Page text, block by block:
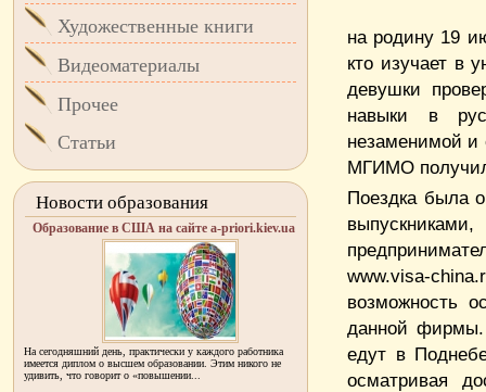
на родину 19
кто изучает в
девушки
навыки в
незаменимой и
МГИМО
Поездка была
www.visa-
возможность
данной
едут в
осматривая
Художественные книги
Видеоматериалы
Прочее
Статьи
Новости образования
Образование в США на сайте a-priori.kiev.ua
На сегодняшний день, практически у каждого работника
имеется диплом о высшем образовании. Этим никого не
удивить, что говорит о «повышении...